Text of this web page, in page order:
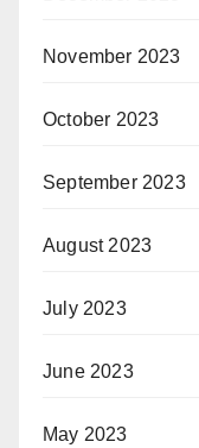
November 2023
October 2023
September 2023
August 2023
July 2023
June 2023
May 2023